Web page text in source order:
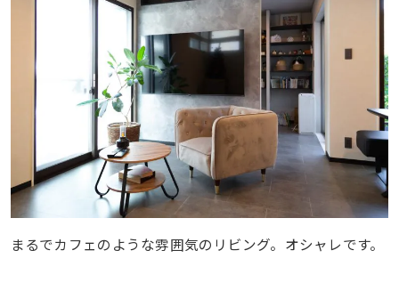
まるでカフェのような雰囲気のリビング。オシャレです。